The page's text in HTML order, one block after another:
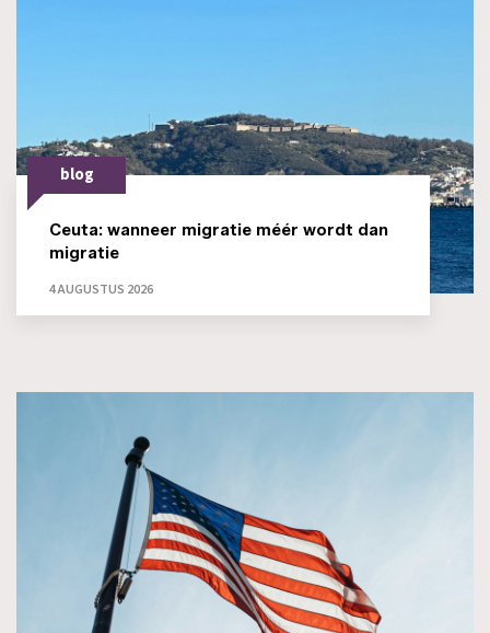
blog
Ceuta: wanneer migratie méér wordt dan
migratie
4 AUGUSTUS 2026